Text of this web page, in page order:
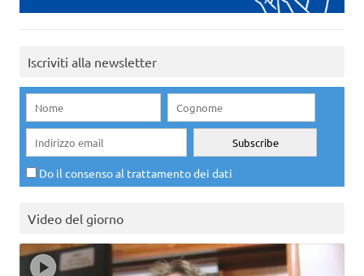
Iscriviti alla newsletter
Do il consenso al trattamento dei dati
Video del giorno